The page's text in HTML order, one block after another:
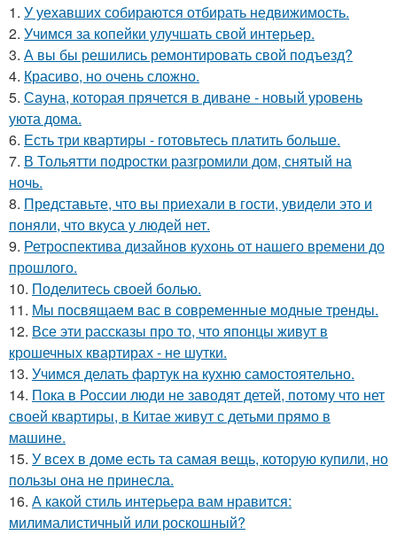
1. У уехавших собираются отбирать недвижимость.
2. Учимся за копейки улучшать свой интерьер.
3. А вы бы решились ремонтировать свой подъезд?
4. Красиво, но очень сложно.
5. Сауна, которая прячется в диване - новый уровень
уюта дома.
6. Есть три квартиры - готовьтесь платить больше.
7. В Тольятти подростки разгромили дом, снятый на
ночь.
8. Представьте, что вы приехали в гости, увидели это и
поняли, что вкуса у людей нет.
9. Ретроспектива дизайнов кухонь от нашего времени до
прошлого.
10. Поделитесь своей болью.
11. Мы посвящаем вас в современные модные тренды.
12. Все эти рассказы про то, что японцы живут в
крошечных квартирах - не шутки.
13. Учимся делать фартук на кухню самостоятельно.
14. Пока в России люди не заводят детей, потому что нет
своей квартиры, в Китае живут с детьми прямо в
машине.
15. У всех в доме есть та самая вещь, которую купили, но
пользы она не принесла.
16. А какой стиль интерьера вам нравится:
милималистичный или роскошный?